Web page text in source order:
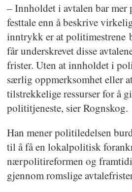
– Innholdet i avtalen bar mer
festtale enn å beskrive
inntrykk er at politimestrene
får underskrevet disse
frister. Uten at innholdet i
særlig oppmerksomhet eller
tilstrekkelige ressurser for å
polititjeneste, sier Rognskog.
Han mener politiledelsen
til å få en lokalpolitisk
nærpolitireformen og
gjennom romslige